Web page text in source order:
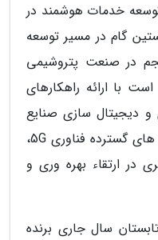
خدمات هوشمند در
گام در مسیر توسعه
در صنعت پتروشیمی
با ارائه راهکارهای
و دیجیتال سازی صنایع
را تسریع کند. با توجه به ظرفیت های گسترده فناوری 5G،
در ارتقاء بهره وری و
سال جاری برنده